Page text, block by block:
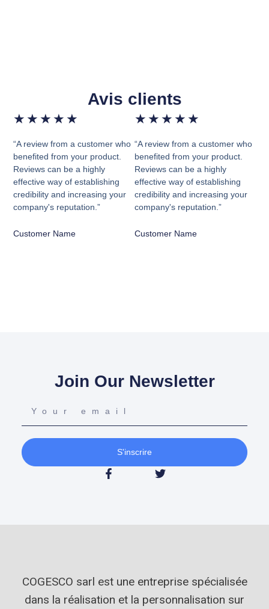
Avis clients
★ ★ ★ ★ ★
“A review from a customer who
benefited from your product.
Reviews can be a highly
effective way of establishing
credibility and increasing your
company's reputation.”
Customer Name
★ ★ ★ ★ ★
“A review from a customer who
benefited from your product.
Reviews can be a highly
effective way of establishing
credibility and increasing your
company's reputation.”
Customer Name
Join Our Newsletter
S'inscrire
COGESCO sarl est une entreprise spécialisée
dans la réalisation et la personnalisation sur